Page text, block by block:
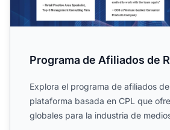
Programa de Afiliados de
Explora el programa de afiliados
plataforma basada en CPL que
globales para la industria de